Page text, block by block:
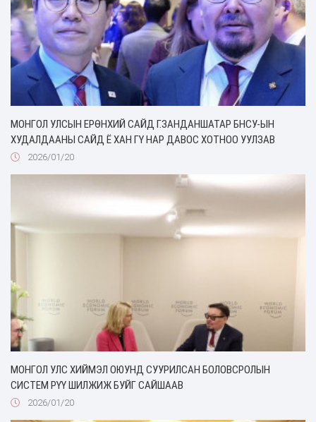
МОНГОЛ УЛСЫН ЕРӨНХИЙ САЙД Г.ЗАНДАНШАТАР БНСУ-ЫН
ХУДАЛДААНЫ САЙД Ё ХАН ГҮ НАР ДАВОС ХОТНОО УУЛЗАВ
2026/01/20
МОНГОЛ УЛС ХИЙМЭЛ ОЮУНД СУУРИЛСАН БОЛОВСРОЛЫН
СИСТЕМ РҮҮ ШИЛЖИЖ БУЙГ САЙШААВ
2026/01/20